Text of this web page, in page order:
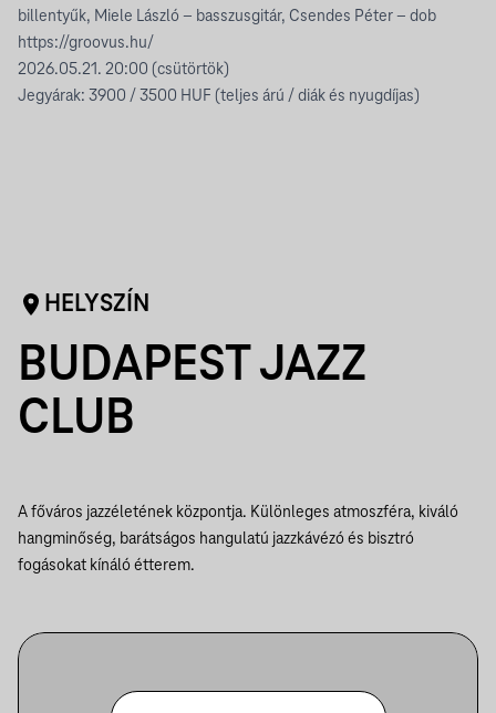
billentyűk, Miele László – basszusgitár, Csendes Péter – dob
https://groovus.hu/
2026.05.21. 20:00 (csütörtök)
Jegyárak: 3900 / 3500 HUF (teljes árú / diák és nyugdíjas)
HELYSZÍN
BUDAPEST JAZZ
CLUB
A főváros jazzéletének központja. Különleges atmoszféra, kiváló
hangminőség, barátságos hangulatú jazzkávézó és bisztró
fogásokat kínáló étterem.